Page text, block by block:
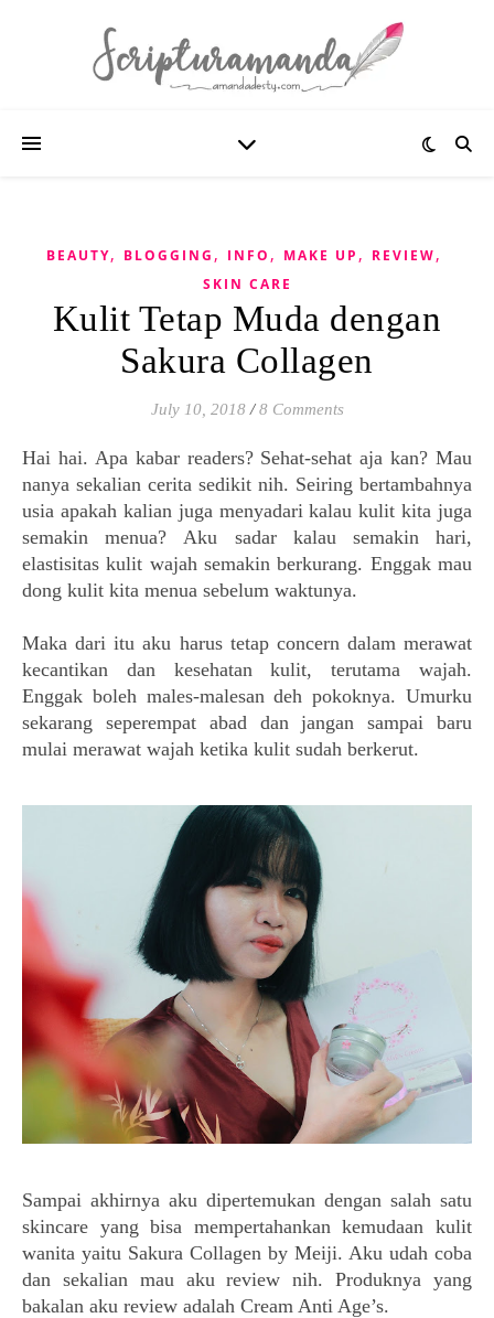
BEAUTY, BLOGGING , INFO , MAKE UP , REVIEW,
SKIN CARE
Kulit Tetap Muda dengan
Sakura Collagen
July 10, 2018 / 8 Comments
Hai hai. Apa kabar readers? Sehat-sehat aja kan? Mau
nanya sekalian cerita sedikit nih. Seiring bertambahnya
usia apakah kalian juga menyadari kalau kulit kita juga
semakin menua?Aku sadar kalau semakin hari,
elastisitas kulit wajah semakin berkurang. Enggak mau
dong kulit kita menua sebelum waktunya.
Maka dari itu aku harus tetap concern dalam merawat
kecantikan dan kesehatan kulit, terutama wajah.
Enggak boleh males-malesan deh pokoknya. Umurku
sekarang seperempat abad dan jangan sampai baru
mulai merawat wajah ketika kulit sudah berkerut.
Sampai akhirnya aku dipertemukan dengan salah satu
skincare yang bisa mempertahankan kemudaan kulit
wanita yaitu Sakura Collagen by Meiji. Aku udah coba
dan sekalian mau aku review nih. Produknya yang
bakalan aku review adalah Cream Anti Age’s.